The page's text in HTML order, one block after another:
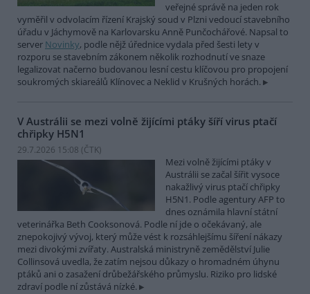
veřejné správě na jeden rok
vyměřil v odvolacím řízení Krajský soud v Plzni vedoucí stavebního
úřadu v Jáchymově na Karlovarsku Anně Punčochářové. Napsal to
server Novinky, podle nějž úřednice vydala před šesti lety v
rozporu se stavebním zákonem několik rozhodnutí ve snaze
legalizovat načerno budovanou lesní cestu klíčovou pro propojení
soukromých skiareálů Klínovec a Neklid v Krušných horách.
V Austrálii se mezi volně žijícími ptáky šíří virus ptačí
chřipky H5N1
29.7.2026 15:08 (ČTK)
Mezi volně žijícími ptáky v
Austrálii se začal šířit vysoce
nakažlivý virus ptačí chřipky
H5N1. Podle agentury AFP to
dnes oznámila hlavní státní
veterinářka Beth Cooksonová. Podle ní jde o očekávaný, ale
znepokojivý vývoj, který může vést k rozsáhlejšímu šíření nákazy
mezi divokými zvířaty. Australská ministryně zemědělství Julie
Collinsová uvedla, že zatím nejsou důkazy o hromadném úhynu
ptáků ani o zasažení drůbežářského průmyslu. Riziko pro lidské
zdraví podle ní zůstává nízké.